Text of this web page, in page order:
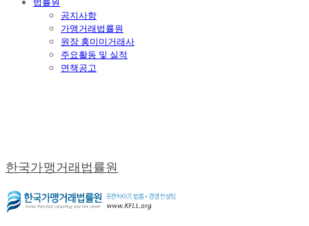
공지사항
가맹거래법률원
원장 홍미미거래사
주요활동 및 실적
면책공고
한국가맹거래법률원